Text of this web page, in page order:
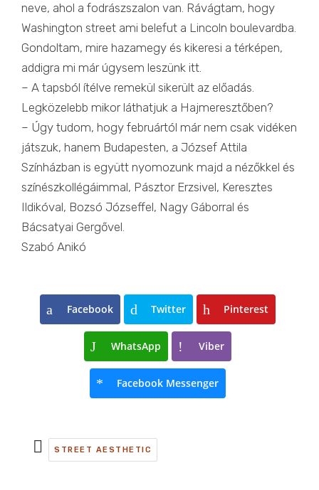
neve, ahol a fodrászszalon van. Rávágtam, hogy
Washington street ami belefut a Lincoln boulevardba.
Gondoltam, mire hazamegy és kikeresi a térképen,
addigra mi már úgysem leszünk itt.
– A tapsból ítélve remekül sikerült az előadás.
Legközelebb mikor láthatjuk a Hajmeresztőben?
– Úgy tudom, hogy februártól már nem csak vidéken
játszuk, hanem Budapesten, a József Attila
Színházban is együtt nyomozunk majd a nézőkkel és
színészkollégáimmal, Pásztor Erzsivel, Keresztes
Ildikóval, Bozsó Józseffel, Nagy Gáborral és
Bácsatyai Gergővel.
Szabó Anikó
Facebook Twitter Pinterest
WhatsApp Viber
Facebook Messenger
STREET AESTHETIC